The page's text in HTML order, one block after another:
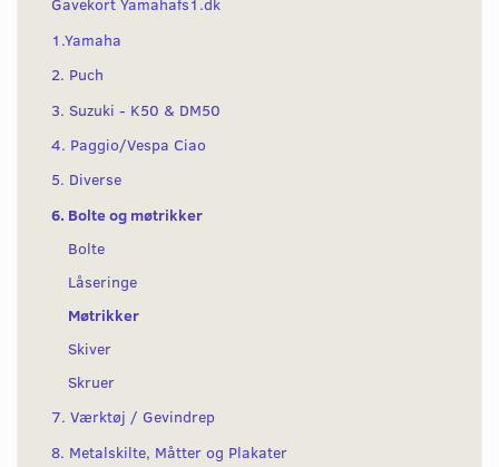
Gavekort Yamahafs1.dk
1.Yamaha
2. Puch
3. Suzuki - K50 & DM50
4. Paggio/Vespa Ciao
5. Diverse
6. Bolte og møtrikker
Bolte
Låseringe
Møtrikker
Skiver
Skruer
7. Værktøj / Gevindrep
8. Metalskilte, Måtter og Plakater